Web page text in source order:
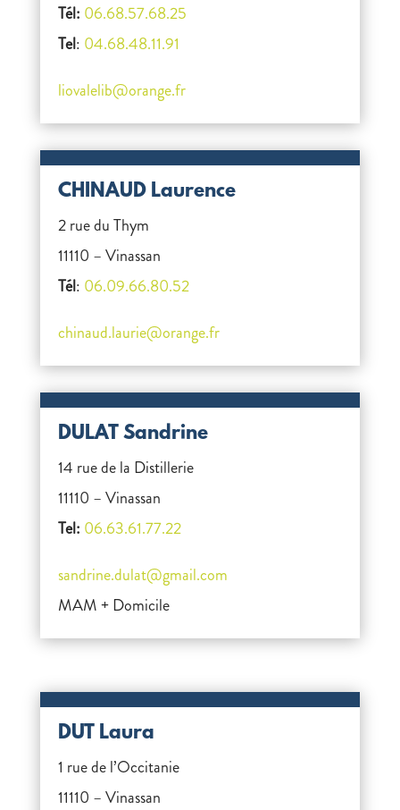
Tél: 06.68.57.68.25
Tel: 04.68.48.11.91
liovalelib@orange.fr
CHINAUD Laurence
2 rue du Thym
11110 – Vinassan
Tél: 06.09.66.80.52
chinaud.laurie@orange.fr
DULAT Sandrine
14 rue de la Distillerie
11110 – Vinassan
Tel: 06.63.61.77.22
sandrine.dulat@gmail.com
MAM + Domicile
DUT Laura
1 rue de l’Occitanie
11110 – Vinassan